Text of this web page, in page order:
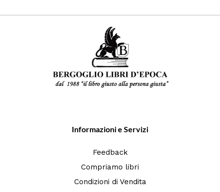
Informazioni e Servizi
Feedback
Compriamo libri
Condizioni di Vendita